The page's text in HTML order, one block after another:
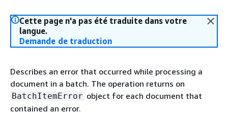
Cette page n'a pas été traduite dans votre
langue.
Demande de traduction
Describes an error that occurred while processing a
document in a batch. The operation returns on
BatchItemError object for each document that
contained an error.